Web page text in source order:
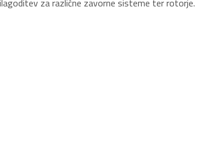
za različne zavorne sisteme ter rotorje.